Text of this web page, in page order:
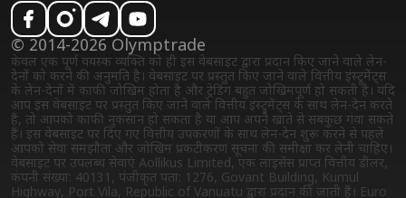
© 2014-2026 Olymptrade
केवल एक पूर्ण वयस्क व्यक्ति को ही इस वेबसाइट द्वारा प्रदान किए जाने वाले लेन-
देनों को करने की अनुमति है। वेबसाइट पर प्रस्तुत किए जाने वाले वित्तीय इंस्ट्रुमेंट्स
के लेन-देनों में काफी जोखिम होता है और ट्रेडिंग बहुत जोखिमपूर्ण हो सकती है। यदि
आप इस वेबसाइट पर प्रस्तुत किए जाने वाले वित्तीय इंस्ट्रुमेंट्स के साथ लेन-देन करते
हैं, तो आपको काफी नुकसान हो सकता है या आप अपने खाते से सबकुछ गंवा सकते
हैं। इस वेबसाइट पर दिए गए वित्तीय उपकरणों के साथ लेन-देन शुरू करने से पहले
आपको सेवा समझौता और जोखिम प्रकटीकरण सूचना की समीक्षा कर लेनी चाहिए।
वेबसाइट पर उपलब्ध सेवाएं Aollikus Limited, एक लाइसेंस प्राप्त वित्तीय डीलर,
कंपनी संख्या: 40131, पंजीकृत पता: 1276, Govant Building, Kumul
Highway, Port Vila, Republic of Vanuatu द्वारा प्रदान की जाती हैं। Euro